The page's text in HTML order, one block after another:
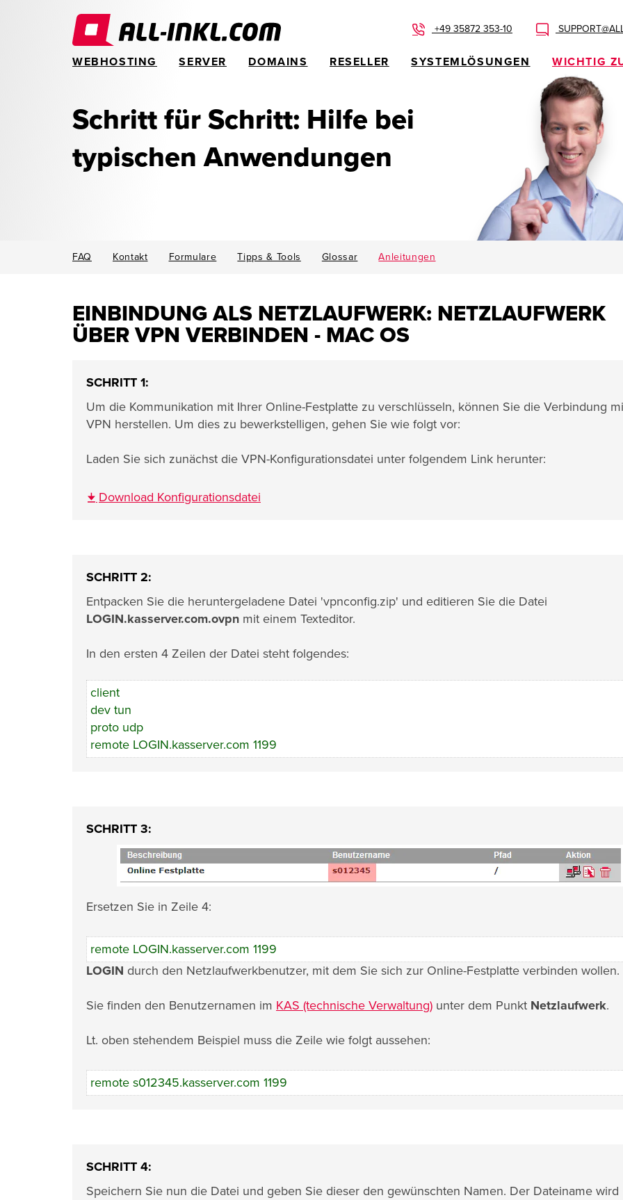
+49 35872 353-10
WEBHOSTING SERVER DOMAINS RESELLER SYSTEMLÖSUNGEN WICHTIG
Schritt für Schritt: Hilfe bei
typischen Anwendungen
FAQ Kontakt Formulare Tipps & Tools Glossar Anleitungen
EINBINDUNG ALS NETZLAUFWERK: NETZLAUFWERK
ÜBER VPN VERBINDEN - MAC OS
SCHRITT 1:
Um die Kommunikation mit Ihrer Online-Festplatte zu verschlüsseln, können Sie die Verbindung
VPN herstellen. Um dies zu bewerkstelligen, gehen Sie wie folgt vor:
Laden Sie sich zunächst die VPN-Konfigurationsdatei unter folgendem Link herunter:
Download Konfigurationsdatei
SCHRITT 2:
Entpacken Sie die heruntergeladene Datei 'vpnconfig.zip' und editieren Sie die Datei
LOGIN.kasserver.com.ovpn mit einem Texteditor.
In den ersten 4 Zeilen der Datei steht folgendes:
client
dev tun
proto udp
remote LOGIN.kasserver.com 1199
SCHRITT 3:
Ersetzen Sie in Zeile 4:
remote LOGIN.kasserver.com 1199
LOGIN durch den Netzlaufwerkbenutzer, mit dem Sie sich zur Online-Festplatte verbinden wollen.
Sie finden den Benutzernamen im KAS (technische Verwaltung) unter dem Punkt Netzlaufwerk.
Lt. oben stehendem Beispiel muss die Zeile wie folgt aussehen:
remote s012345.kasserver.com 1199
SCHRITT 4:
Speichern Sie nun die Datei und geben Sie dieser den gewünschten Namen. Der Dateiname wird